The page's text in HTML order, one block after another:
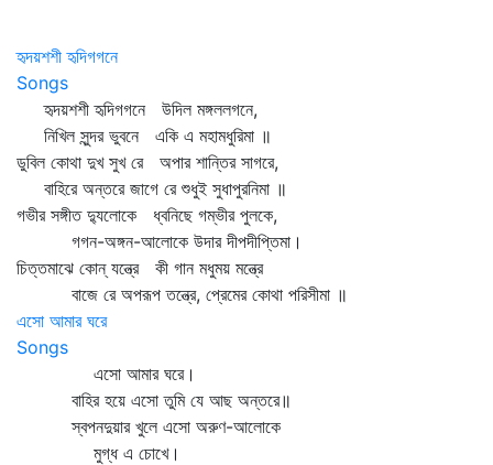
হৃদয়শশী হৃদিগগনে
Songs
হৃদয়শশী হৃদিগগনে উদিল মঙ্গললগনে,
নিখিল সুন্দর ভুবনে একি এ মহামধুরিমা ॥
ডুবিল কোথা দুখ সুখ রে অপার শান্তির সাগরে,
বাহিরে অন্তরে জাগে রে শুধুই সুধাপুরনিমা ॥
গভীর সঙ্গীত দ্যুলোকে ধ্বনিছে গম্ভীর পুলকে,
গগন-অঙ্গন-আলোকে উদার দীপদীপ্তিমা।
চিত্তমাঝে কোন্‌ যন্ত্রে কী গান মধুময় মন্ত্রে
বাজে রে অপরূপ তন্ত্রে, প্রেমের কোথা পরিসীমা ॥
এসো আমার ঘরে
Songs
এসো আমার ঘরে।
বাহির হয়ে এসো তুমি যে আছ অন্তরে॥
স্বপনদুয়ার খুলে এসো অরুণ-আলোকে
মুগ্ধ এ চোখে।